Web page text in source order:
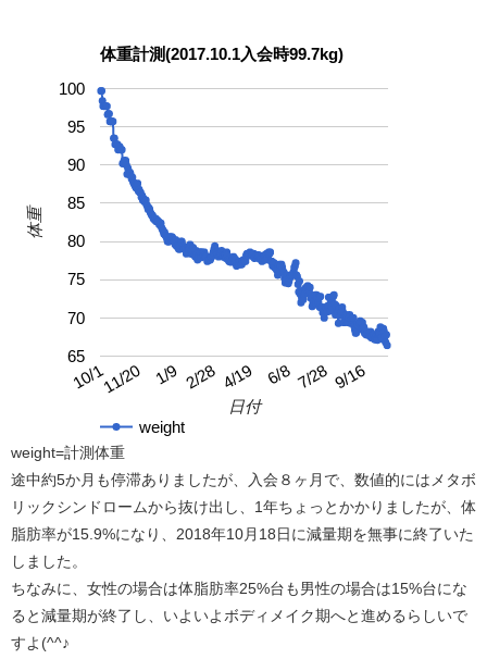
体重計測(2017.10.1入会時99.7kg)
weight
10/111/20 1/9 2/28 4/19 6/8 7/28 9/16
65
70
75
80
85
90
95
100
日付
体重
weight=計測体重
途中約5か月も停滞ありましたが、入会８ヶ月で、数値的にはメタボ
リックシンドロームから抜け出し、1年ちょっとかかりましたが、体
脂肪率が15.9%になり、2018年10月18日に減量期を無事に終了いた
しました。
ちなみに、女性の場合は体脂肪率25%台も男性の場合は15%台にな
ると減量期が終了し、いよいよボディメイク期へと進めるらしいで
すよ(^^♪